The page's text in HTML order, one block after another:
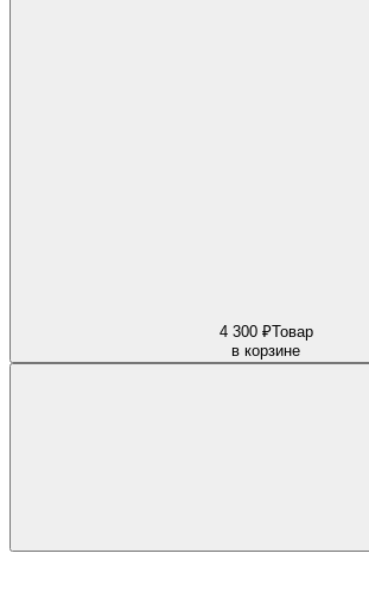
4 300 ₽Товар
в корзине